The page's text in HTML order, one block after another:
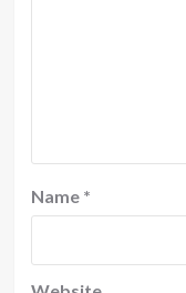
Name *